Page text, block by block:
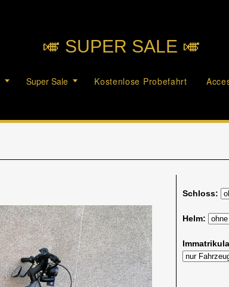
🎺︎ SUPER SALE 🎺︎
Super Sale Kostenlose Probefahrt
Schloss:
Helm: